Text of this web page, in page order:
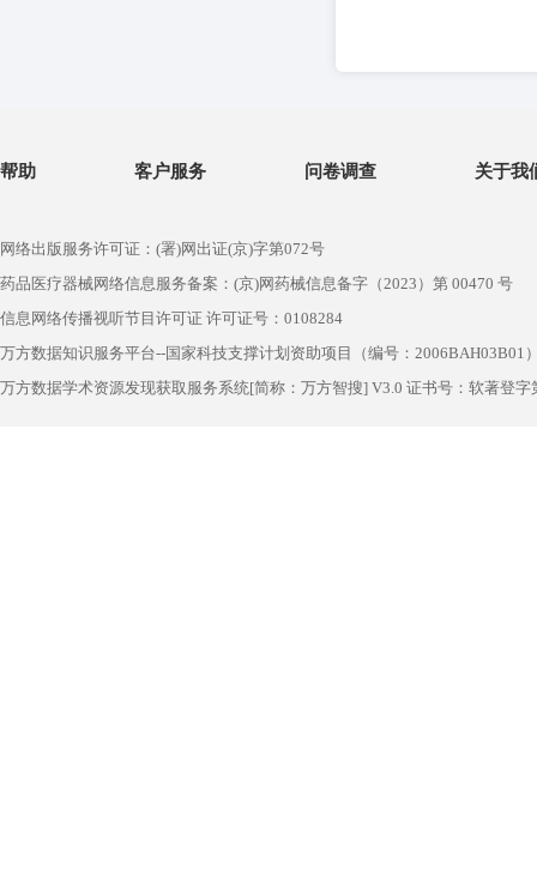
帮助 客户服务 问卷调查 关于我
网络出版服务许可证：(署)网出证(京)字第072号
药品医疗器械网络信息服务备案：(京)网药械信息备字（2023）第 00470 号
信息网络传播视听节目许可证 许可证号：0108284
万方数据知识服务平台--国家科技支撑计划资助项目（编号：2006BAH03B01
万方数据学术资源发现获取服务系统[简称：万方智搜] V3.0 证书号：软著登字